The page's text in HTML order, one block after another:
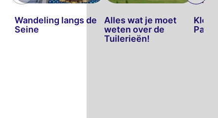
Wandeling langs de
Seine
Alles wat je moet
weten over de
Tuilerieën!
Parijs